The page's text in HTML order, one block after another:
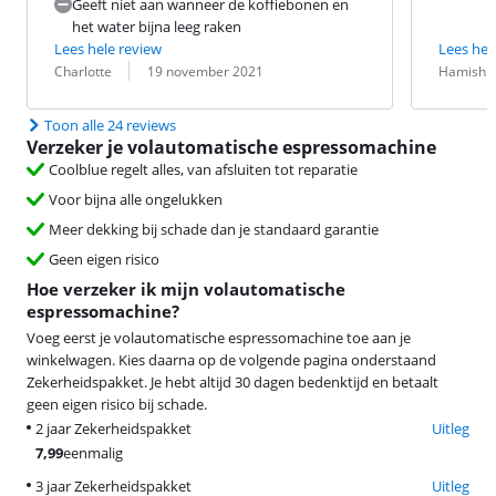
Geeft niet aan wanneer de koffiebonen en
het water bijna leeg raken
Lees hele review
Beoordeling door:
Charlotte
Datum: 19 november 2021
Lees
Hamish
Datum:
Toon alle 24 reviews
Verzeker je volautomatische espressomachine
Coolblue regelt alles, van afsluiten tot reparatie
Voor bijna alle ongelukken
Meer dekking bij schade dan je standaard garantie
Geen eigen risico
Hoe verzeker ik mijn volautomatische
espressomachine?
Voeg eerst je volautomatische espressomachine toe aan je
winkelwagen. Kies daarna op de volgende pagina onderstaand
Zekerheidspakket. Je hebt altijd 30 dagen bedenktijd en betaalt
geen eigen risico bij schade.
2 jaar Zekerheidspakket
Uitleg
7,99eenmalig
3 jaar Zekerheidspakket
Uitleg